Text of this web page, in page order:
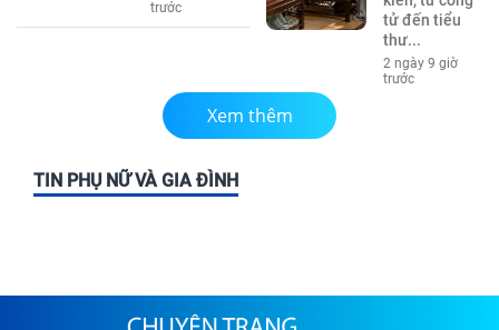
trước
tử đến tiểu
thư...
2 ngày 9 giờ
trước
Xem thêm
TIN PHỤ NỮ VÀ GIA ĐÌNH